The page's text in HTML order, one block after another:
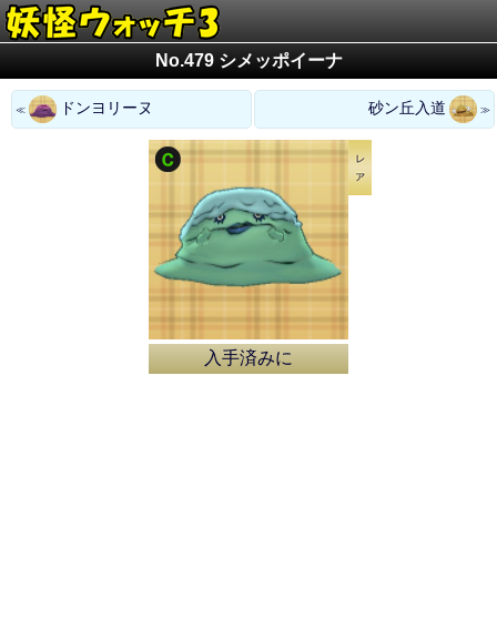
No.479 シメッポイーナ
ドンヨリーヌ 砂ン丘入道
入手済みに